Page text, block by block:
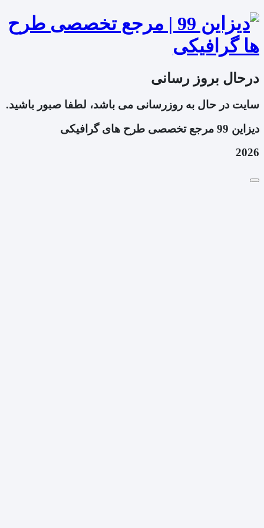
درحال بروز رسانی
سایت در حال به روزرسانی می باشد، لطفا صبور باشید.
دیزاین 99 مرجع تخصصی طرح های گرافیکی
2026